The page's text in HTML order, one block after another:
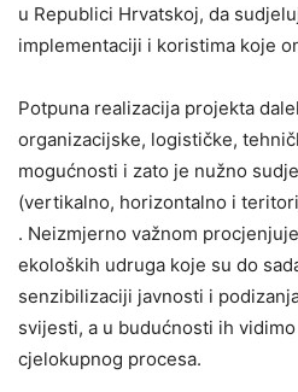
u Republici Hrvatskoj, da
implementaciji i koristima koje
Potpuna realizacija projekta
organizacijske, logističke,
mogućnosti i zato je nužno
(vertikalno, horizontalno i
. Neizmjerno važnom
ekoloških udruga koje su do
senzibilizaciji javnosti i
svijesti, a u budućnosti ih
cjelokupnog procesa.